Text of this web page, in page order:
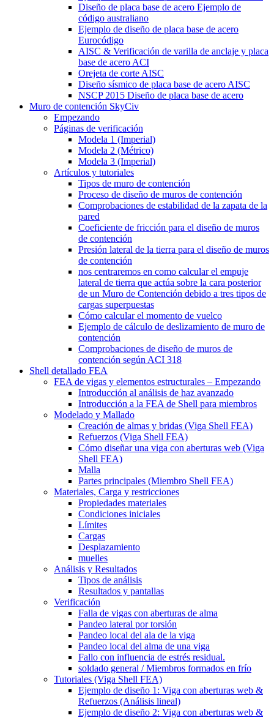
Diseño de placa base de acero Ejemplo de
código australiano
Ejemplo de diseño de placa base de acero
Eurocódigo
AISC & Verificación de varilla de anclaje y placa
base de acero ACI
Orejeta de corte AISC
Diseño sísmico de placa base de acero AISC
NSCP 2015 Diseño de placa base de acero
Muro de contención SkyCiv
Empezando
Páginas de verificación
Modela 1 (Imperial)
Modela 2 (Métrico)
Modela 3 (Imperial)
Artículos y tutoriales
Tipos de muro de contención
Proceso de diseño de muros de contención
Comprobaciones de estabilidad de la zapata de la
pared
Coeficiente de fricción para el diseño de muros
de contención
Presión lateral de la tierra para el diseño de muros
de contención
nos centraremos en como calcular el empuje
lateral de tierra que actúa sobre la cara posterior
de un Muro de Contención debido a tres tipos de
cargas superpuestas
Cómo calcular el momento de vuelco
Ejemplo de cálculo de deslizamiento de muro de
contención
Comprobaciones de diseño de muros de
contención según ACI 318
Shell detallado FEA
FEA de vigas y elementos estructurales – Empezando
Introducción al análisis de haz avanzado
Introducción a la FEA de Shell para miembros
Modelado y Mallado
Creación de almas y bridas (Viga Shell FEA)
Refuerzos (Viga Shell FEA)
Cómo diseñar una viga con aberturas web (Viga
Shell FEA)
Malla
Partes principales (Miembro Shell FEA)
Materiales, Carga y restricciones
Propiedades materiales
Condiciones iniciales
Límites
Cargas
Desplazamiento
muelles
Análisis y Resultados
Tipos de análisis
Resultados y pantallas
Verificación
Falla de vigas con aberturas de alma
Pandeo lateral por torsión
Pandeo local del ala de la viga
Pandeo local del alma de una viga
Fallo con influencia de estrés residual.
soldado general / Miembros formados en frío
Tutoriales (Viga Shell FEA)
Ejemplo de diseño 1: Viga con aberturas web &
Refuerzos (Análisis lineal)
Ejemplo de diseño 2: Viga con aberturas web &